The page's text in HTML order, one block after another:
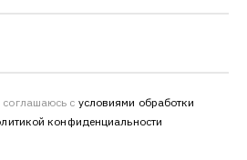
с условиями обработки
конфиденциальности